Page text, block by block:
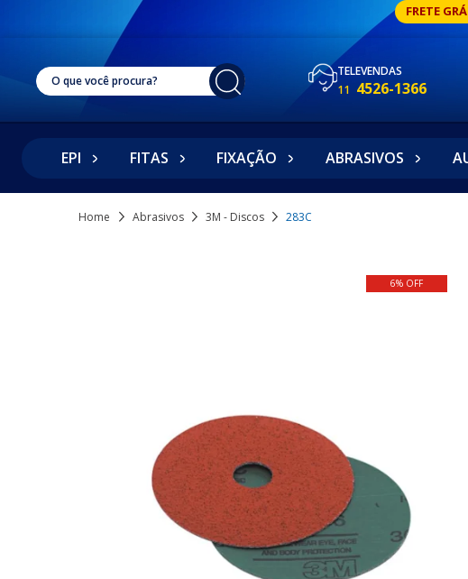
FRETE
TELEVENDAS
11 4526-1366
EPI FITAS FIXAÇÃO ABRASIVOS
Home Abrasivos 3M - Discos 283C
6% OFF